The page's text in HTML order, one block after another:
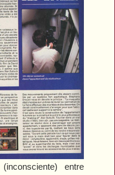
entre